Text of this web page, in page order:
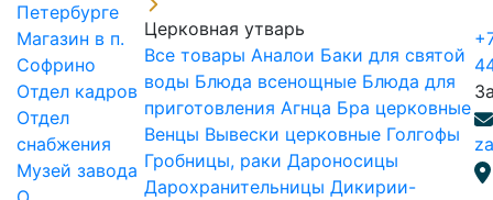
Петербурге
Магазин в п.
Софрино
Отдел кадров
Отдел
снабжения
Музей завода
Церковная утварь
Все товары Аналои Баки для святой
воды Блюда всенощные Блюда для
приготовления Агнца Бра церковные
Венцы Вывески церковные Голгофы
Гробницы, раки Дароносицы
Дарохранительницы Дикирии-